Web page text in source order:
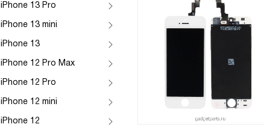
iPhone 13 Pro
iPhone 13 mini
iPhone 13
iPhone 12 Pro Max
iPhone 12 Pro
iPhone 12 mini
iPhone 12